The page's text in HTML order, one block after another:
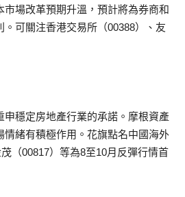
市場改革預期升溫，預計將為券商和
可關注香港交易所（00388）、友
申穩定房地產行業的承諾。摩根資產
情緒有積極作用。花旗點名中國海外
（00817）等為8至10月反彈行情首